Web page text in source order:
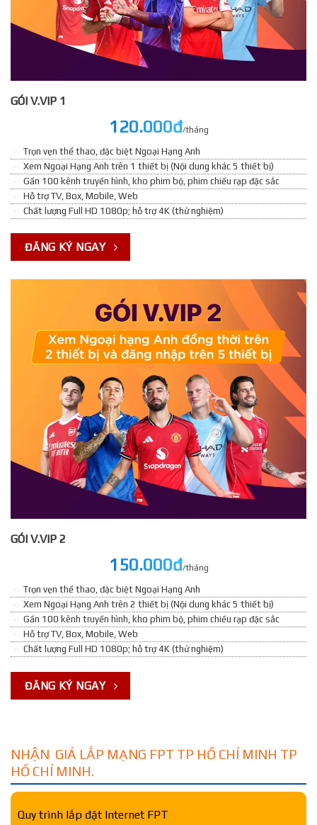
GÓI V.VIP 1
120.000đ/tháng
Trọn vẹn thể thao, đặc biệt Ngoại Hạng Anh
Xem Ngoại Hạng Anh trên 1 thiết bị (Nội dung khác 5 thiết bị)
Gần 100 kênh truyền hình, kho phim bộ, phim chiếu rạp đặc sắc
Hỗ trợ TV, Box, Mobile, Web
Chất lượng Full HD 1080p; hỗ trợ 4K (thử nghiệm)
ĐĂNG KÝ NGAY
GÓI V.VIP 2
150.000đ/tháng
Trọn vẹn thể thao, đặc biệt Ngoại Hạng Anh
Xem Ngoại Hạng Anh trên 2 thiết bị (Nội dung khác 5 thiết bị)
Gần 100 kênh truyền hình, kho phim bộ, phim chiếu rạp đặc sắc
Hỗ trợ TV, Box, Mobile, Web
Chất lượng Full HD 1080p; hỗ trợ 4K (thử nghiệm)
ĐĂNG KÝ NGAY
NHẬN GIÁ LẮP MẠNG FPT TP HỒ CHÍ MINH TP
HỒ CHÍ MINH.
Quy trình lắp đặt Internet FPT